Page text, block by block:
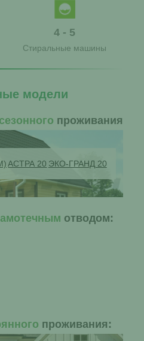
4 - 5
Стиральные машины
модели
сезонного проживания
АСТРА 20 ЭКО-ГРАНД 20
отводом:
проживания: